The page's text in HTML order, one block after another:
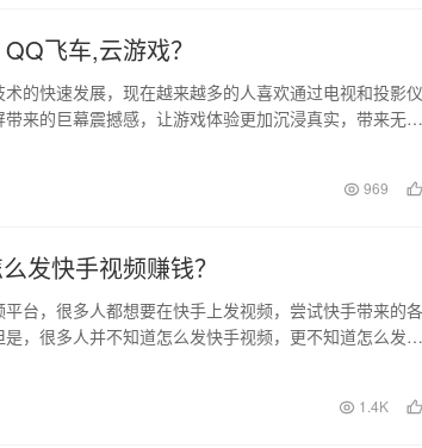
飞车,云游戏？
的快速发展，现在越来越多的人喜欢通过电视和投影仪
来的巨幕震撼感，让游戏体验更加沉浸真实，带来无限
969
发快手视频赚钱？
台，很多人都想要在快手上发视频，尝试快手带来的各
，很多人并不知道怎么发快手视频，更不知道怎么发快
1.4K